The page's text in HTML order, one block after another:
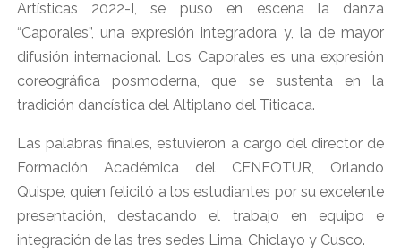
Artísticas 2022-I, se puso en escena la danza
“Caporales”, una expresión integradora y, la de mayor
difusión internacional. Los Caporales es una expresión
coreográfica posmoderna, que se sustenta en la
tradición dancística del Altiplano del Titicaca.
Las palabras finales, estuvieron a cargo del director de
Formación Académica del CENFOTUR, Orlando
Quispe, quien felicitó a los estudiantes por su excelente
presentación, destacando el trabajo en equipo e
integración de las tres sedes Lima, Chiclayo y Cusco.